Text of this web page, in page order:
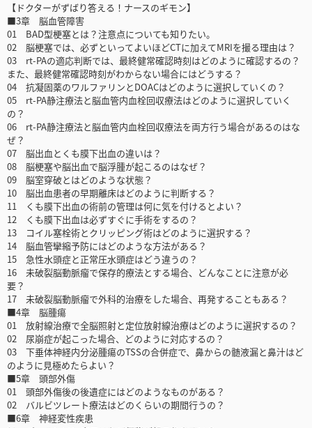
【ドクターがずばり答える！ナースのギモン】
■3章 脳血管障害
01 BAD型梗塞とは？注意点についても知りたい。
02 脳梗塞では、必ずといってよいほどCTに加えてMRIを撮る理由は？
03 rt-PAの適応判断では、最終健常確認時刻はどのように確認するの？
また、最終健常確認時刻がわからない場合にはどうする？
04 抗凝固薬のワルファリンとDOACはどのように選択していくの？
05 rt-PA静注療法と脳血管内血栓回収療法はどのように選択していく
の？
06 rt-PA静注療法と脳血管内血栓回収療法を両方行う場合があるのはな
ぜ？
07 脳出血とくも膜下出血の違いは？
08 脳梗塞や脳出血で脳浮腫が起こるのはなぜ？
09 脳室穿破とはどのような状態？
10 脳出血患者の早期離床はどのように判断する？
11 くも膜下出血の術前の管理は何に気を付けるとよい？
12 くも膜下出血は必ずすぐに手術をするの？
13 コイル塞栓術とクリッピング術はどのように選択する？
14 脳血管攣縮予防にはどのような方法がある？
15 急性水頭症と正常圧水頭症はどう違うの？
16 未破裂脳動脈瘤で保存的療法とする場合、どんなことに注意が必
要？
17 未破裂脳動脈瘤で外科的治療をした場合、再発することもある？
■4章 脳腫瘍
01 放射線治療で全脳照射と定位放射線治療はどのように選択するの？
02 尿崩症が起こった場合、どのように対応するの？
03 下垂体神経内分泌腫瘍のTSSの合併症で、鼻からの髄液漏と鼻汁はど
のように見極めたらよい？
■5章 頭部外傷
01 頭部外傷後の後遺症にはどのようなものがある？
02 バルビツレート療法はどのくらいの期間行うの？
■6章 神経変性疾患